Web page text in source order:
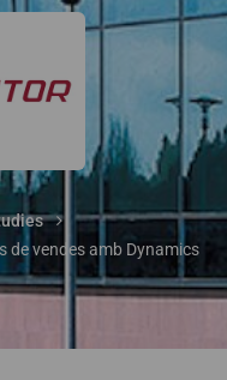
de vendes amb Dynamics